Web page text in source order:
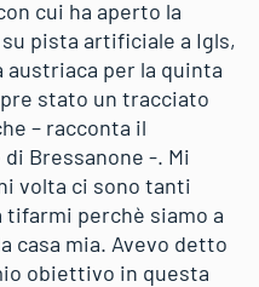
cui ha aperto la
pista artificiale a Igls,
austriaca per la quinta
stato un tracciato
– racconta il
Bressanone -. Mi
volta ci sono tanti
perchè siamo a
casa mia. Avevo detto
obiettivo in questa